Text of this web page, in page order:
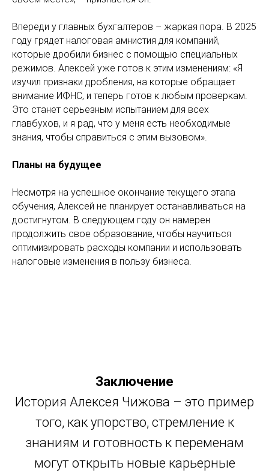
Впереди у главных бухгалтеров – жаркая пора. В 2025
году грядет налоговая амнистия для компаний,
которые дробили бизнес с помощью специальных
режимов. Алексей уже готов к этим изменениям: «Я
изучил признаки дробления, на которые обращает
внимание ИФНС, и теперь готов к любым проверкам.
Это станет серьезным испытанием для всех
главбухов, и я рад, что у меня есть необходимые
знания, чтобы справиться с этим вызовом».
Планы на будущее
Несмотря на успешное окончание текущего этапа
обучения, Алексей не планирует останавливаться на
достигнутом. В следующем году он намерен
продолжить свое образование, чтобы научиться
оптимизировать расходы компании и использовать
налоговые изменения в пользу бизнеса.
Заключение
История Алексея Чижова – это пример
того, как упорство, стремление к
знаниям и готовность к переменам
могут открыть новые карьерные